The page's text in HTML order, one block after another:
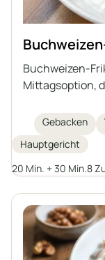
Buchweizen-
Mittagsoption,
gebacken
bekömmlicher
Eiweiß. Dieses
zuzubereiten
Gebacken
Hauptgericht
20 Min. + 30 Min.8